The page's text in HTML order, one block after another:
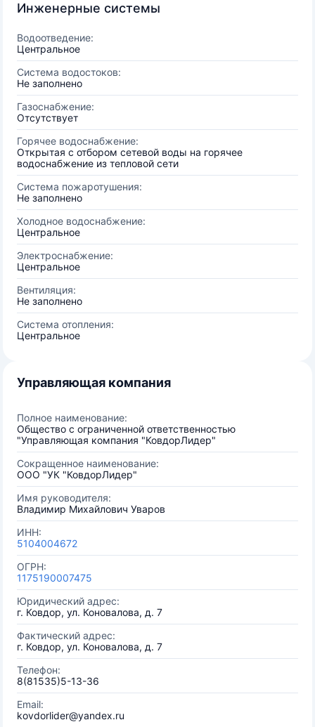
Инженерные системы
Водоотведение:
Центральное
Система водостоков:
Не заполнено
Газоснабжение:
Отсутствует
Горячее водоснабжение:
Открытая с отбором сетевой воды на горячее
водоснабжение из тепловой сети
Система пожаротушения:
Не заполнено
Холодное водоснабжение:
Центральное
Электроснабжение:
Центральное
Вентиляция:
Не заполнено
Система отопления:
Центральное
Управляющая компания
Полное наименование:
Общество с ограниченной ответственностью
"Управляющая компания "КовдорЛидер"
Сокращенное наименование:
ООО "УК "КовдорЛидер"
Имя руководителя:
Владимир Михайлович Уваров
ИНН:
5104004672
ОГРН:
1175190007475
Юридический адрес:
г. Ковдор, ул. Коновалова, д. 7
Фактический адрес:
г. Ковдор, ул. Коновалова, д. 7
Телефон:
8(81535)5-13-36
Email:
kovdorlider@yandex.ru